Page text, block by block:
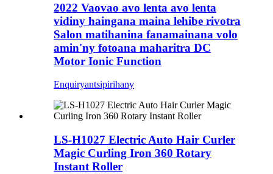
2022 Vaovao avo lenta avo lenta
vidiny haingana maina lehibe rivotra
Salon matihanina fanamainana volo
amin'ny fotoana maharitra DC
Motor Ionic Function
Enquiryantsipirihany
LS-H1027 Electric Auto Hair Curler
Magic Curling Iron 360 Rotary
Instant Roller